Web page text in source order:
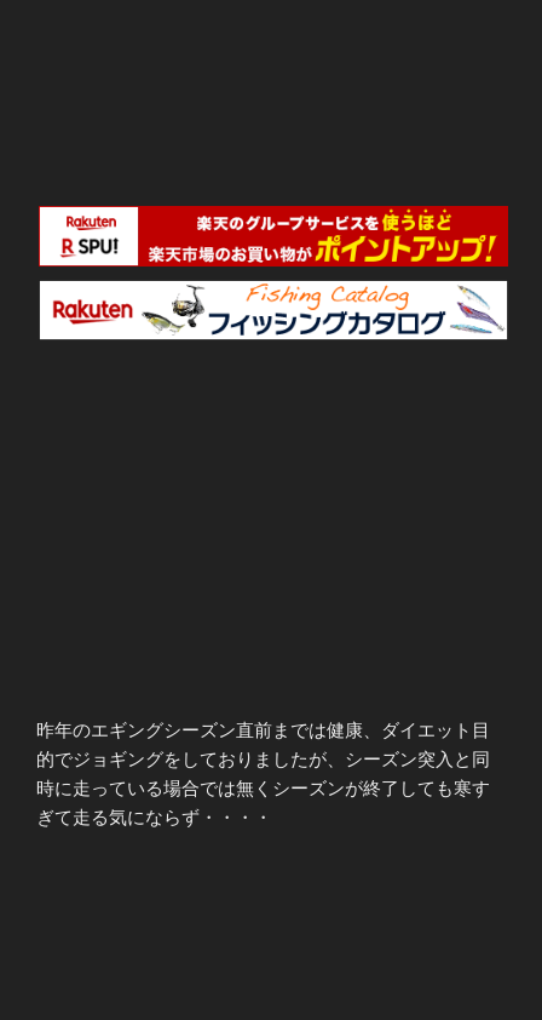
昨年のエギングシーズン直前までは健康、ダイエット目
的でジョギングをしておりましたが、シーズン突入と同
時に走っている場合では無くシーズンが終了しても寒す
ぎて走る気にならず・・・・